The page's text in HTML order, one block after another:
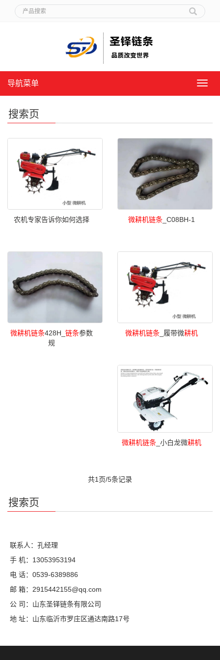
导
导航菜单
搜索页
农机专家告诉你如何选择 微耕机链条_C08BH-1
微耕机链条428H_ 链条参数
规
微耕机链条_履带微耕机
微耕机链条_小白龙微耕机
共1页/5条记录
搜索页
联系人：孔经理
手 机：13053953194
电 话：0539-6389886
邮 箱：2915442155@qq.com
公 司：山东圣铎链条有限公司
地 址：山东临沂市罗庄区通达南路17号